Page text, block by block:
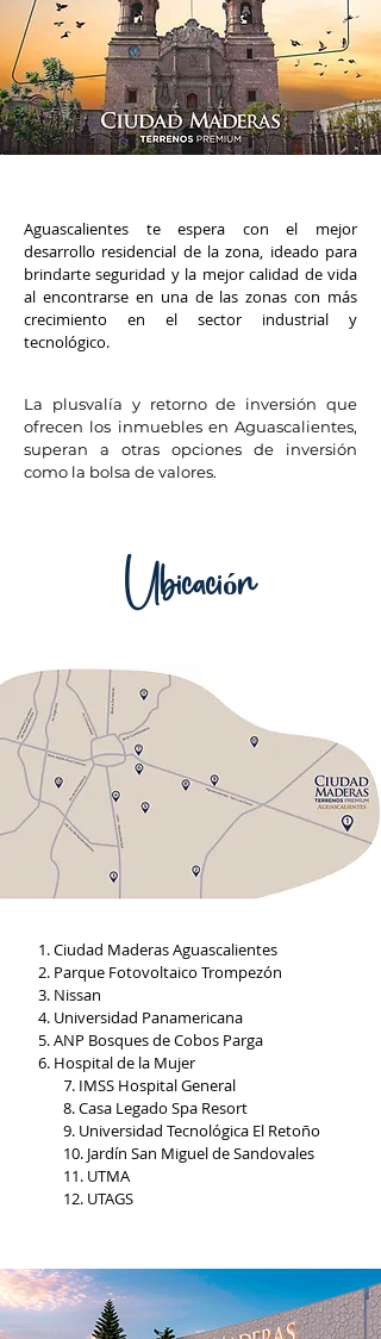
Aguascalientes te espera con el mejor
desarrollo residencial de la zona, ideado para
brindarte seguridad y la mejor calidad de vida
al encontrarse en una de las zonas con más
crecimiento en el sector industrial y
tecnológico.
La plusvalía y retorno de inversión que
ofrecen los inmuebles en Aguascalientes,
superan a otras opciones de inversión
como la bolsa de valores.
Ubicación
Ciudad Maderas Aguascalientes
Parque Fotovoltaico Trompezón
Nissan
Universidad Panamericana
ANP Bosques de Cobos Parga
Hospital de la Mujer
7. IMSS Hospital General
8. Casa Legado Spa Resort
9. Universidad Tecnológica El Retoño
10. Jardín San Miguel de Sandovales
11. UTMA
12. UTAGS